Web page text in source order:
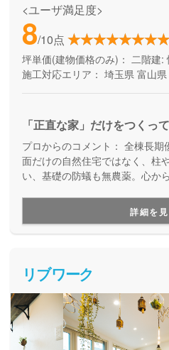
<ユーザ満足度>
8/10点
坪単価(建物価格のみ)： 二階建:
施工対応エリア： 埼玉県 富山県
「正直な家」だけをつくっ
プロからのコメント： 全棟長期
面だけの自然住宅ではなく、柱
い、基礎の防蟻も無農薬。心か
詳細を
リブワーク